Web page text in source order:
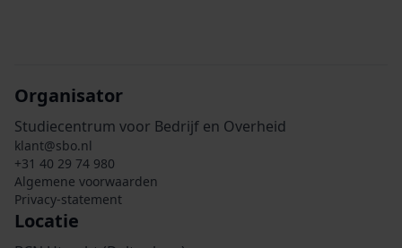
Organisator
Studiecentrum voor Bedrijf en Overheid
klant@sbo.nl
+31 40 29 74 980
Algemene voorwaarden
Privacy-statement
Locatie